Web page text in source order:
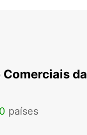
da
países